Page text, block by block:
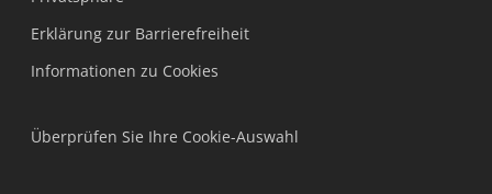
Erklärung zur Barrierefreiheit
Informationen zu Cookies
Überprüfen Sie Ihre Cookie-Auswahl